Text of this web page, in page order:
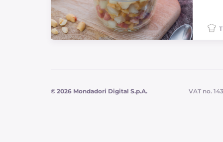
© 2026 Mondadori Digital S.p.A. VAT no.